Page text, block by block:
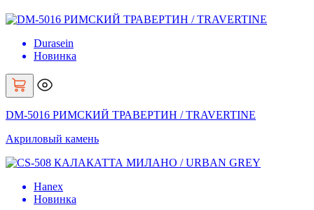
Durasein
Новинка
DM-5016 РИМСКИЙ ТРАВЕРТИН / TRAVERTINE
Акриловый камень
Hanex
Новинка